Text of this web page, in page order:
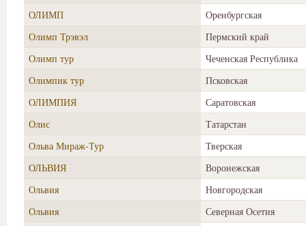
ОЛИМП
Оренбургская
Олимп Трэвэл
Пермский край
Олимп тур
Чеченская Республика
Олимпик тур
Псковская
ОЛИМПИЯ
Саратовская
Олис
Татарстан
Ольва Мираж-Тур
Тверская
ОЛЬВИЯ
Воронежская
Ольвия
Новгородская
Ольвия
Северная Осетия